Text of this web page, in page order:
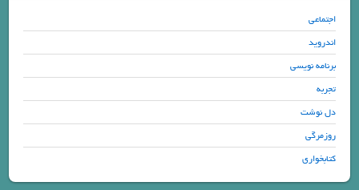
اجتماعی
اندروید
برنامه نویسی
تجربه
دل نوشت
روزمرگی
کتابخواری